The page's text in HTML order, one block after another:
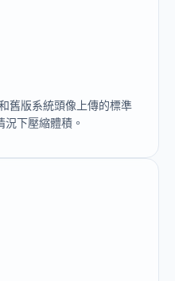
舊版系統頭像上傳的標準
下壓縮體積。